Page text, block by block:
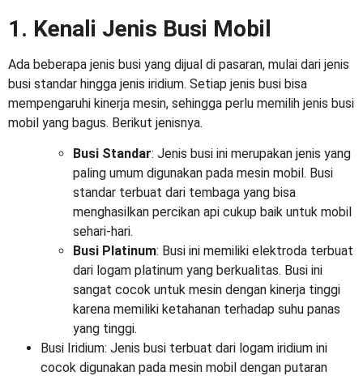
1. Kenali Jenis Busi Mobil
Ada beberapa jenis busi yang dijual di pasaran, mulai dari jenis
busi standar hingga jenis iridium. Setiap jenis busi bisa
mempengaruhi kinerja mesin, sehingga perlu memilih jenis busi
mobil yang bagus. Berikut jenisnya.
Busi Standar: Jenis busi ini merupakan jenis yang
paling umum digunakan pada mesin mobil. Busi
standar terbuat dari tembaga yang bisa
menghasilkan percikan api cukup baik untuk mobil
sehari-hari.
Busi Platinum: Busi ini memiliki elektroda terbuat
dari logam platinum yang berkualitas. Busi ini
sangat cocok untuk mesin dengan kinerja tinggi
karena memiliki ketahanan terhadap suhu panas
yang tinggi.
Busi Iridium: Jenis busi terbuat dari logam iridium ini
cocok digunakan pada mesin mobil dengan putaran